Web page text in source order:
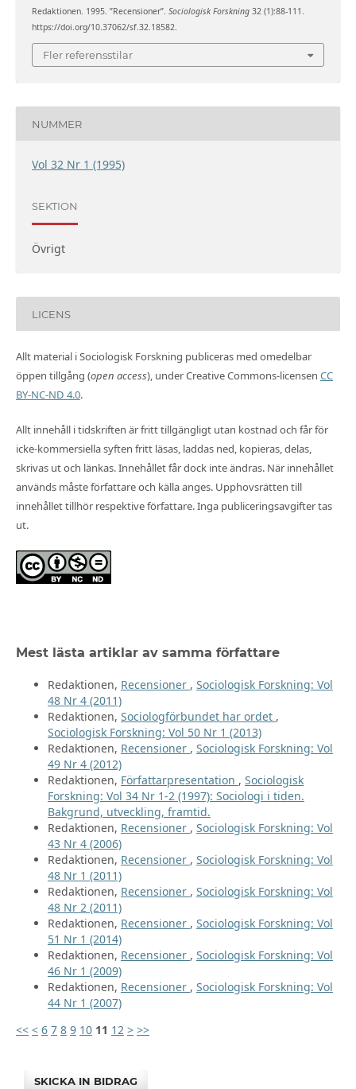
Redaktionen. 1995. ”Recensioner”. Sociologisk Forskning32 (1):88-111.
https://doi.org/10.37062/sf.32.18582.
Fler referensstilar
NUMMER
Vol 32 Nr 1 (1995)
SEKTION
Övrigt
LICENS
Allt material i Sociologisk Forskning publiceras med omedelbar
öppen tillgång (open access), under Creative Commons-licensen CC
BY-NC-ND 4.0.
Allt innehåll i tidskriften är fritt tillgängligt utan kostnad och får för
icke-kommersiella syften fritt läsas, laddas ned, kopieras, delas,
skrivas ut och länkas. Innehållet får dock inte ändras. När innehållet
används måste författare och källa anges. Upphovsrätten till
innehållet tillhör respektive författare. Inga publiceringsavgifter tas
ut.
Mest lästa artiklar av samma författare
Redaktionen, Recensioner , Sociologisk Forskning: Vol
48 Nr 4 (2011)
Redaktionen, Sociologförbundet har ordet ,
Sociologisk Forskning: Vol 50 Nr 1 (2013)
Redaktionen, Recensioner , Sociologisk Forskning: Vol
49 Nr 4 (2012)
Redaktionen, Författarpresentation , Sociologisk
Forskning: Vol 34 Nr 1-2 (1997): Sociologi i tiden.
Bakgrund, utveckling, framtid.
Redaktionen, Recensioner , Sociologisk Forskning: Vol
43 Nr 4 (2006)
Redaktionen, Recensioner , Sociologisk Forskning: Vol
48 Nr 1 (2011)
Redaktionen, Recensioner , Sociologisk Forskning: Vol
48 Nr 2 (2011)
Redaktionen, Recensioner , Sociologisk Forskning: Vol
51 Nr 1 (2014)
Redaktionen, Recensioner , Sociologisk Forskning: Vol
46 Nr 1 (2009)
Redaktionen, Recensioner , Sociologisk Forskning: Vol
44 Nr 1 (2007)
<< < 6 7 8 9 10 11 12 > >>
SKICKA IN BIDRAG